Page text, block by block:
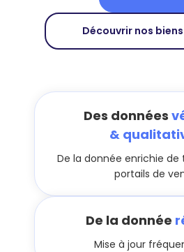
Découvrir nos
Des données
&
De la donnée enrichie de
portails de
De la donnée
Mise à jour